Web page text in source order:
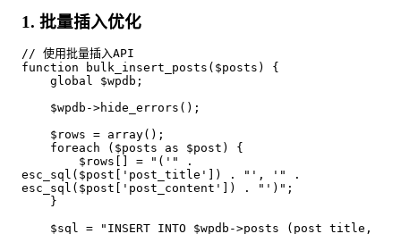
1. 批量插入优化
// 使用批量插入API
function bulk_insert_posts($posts) {
esc_sql($post['post_title']) . "', '" .
esc_sql($post['post_content']) . "')";